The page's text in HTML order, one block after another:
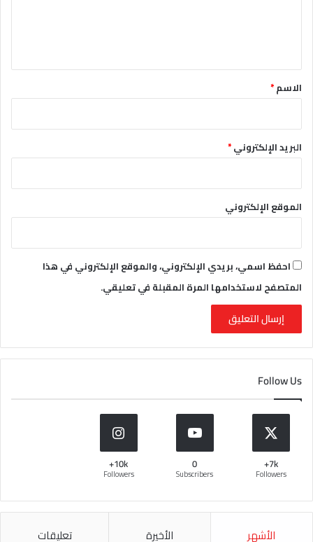
*الاسم*
البريد الإلكتروني*
الموقع الإلكتروني
احفظ اسمي، بريدي الإلكتروني، والموقع الإلكتروني في هذا
المتصفح لاستخدامها المرة المقبلة في تعليقي.
Follow Us
7k+
Followers
0
Subscribers
10k+
Followers
الأشهر الأخيرة تعليقات